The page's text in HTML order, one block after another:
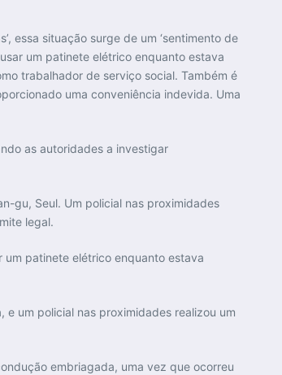
essa situação surge de um ‘sentimento de
um patinete elétrico enquanto estava
trabalhador de serviço social. Também é
uma conveniência indevida. Uma
as autoridades a investigar
gu, Seul. Um policial nas proximidades
legal.
um patinete elétrico enquanto estava
um policial nas proximidades realizou um
embriagada, uma vez que ocorreu